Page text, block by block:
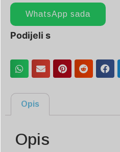
WhatsApp sada
Podijeli s
Opis
Opis